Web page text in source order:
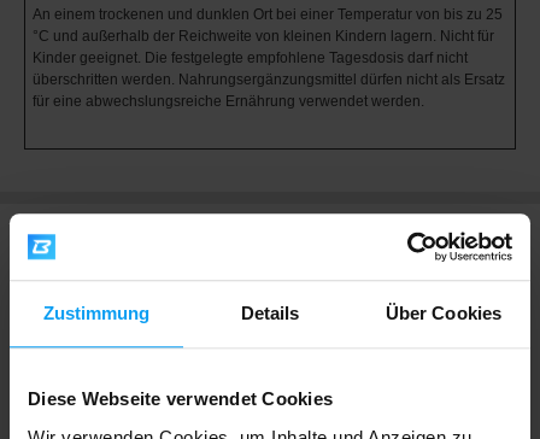
Zustimmung Details Über Cookies
Diese Webseite verwendet Cookies
An einem trockenen und dunklen Ort bei einer Temperatur von bis zu 25
°C und außerhalb der Reichweite von kleinen Kindern lagern. Nicht für
Kinder geeignet. Die festgelegte empfohlene Tagesdosis darf nicht
überschritten werden. Nahrungsergänzungsmittel dürfen nicht als Ersatz
für eine abwechslungsreiche Ernährung verwendet werden.
Bewertungen
4,4 Sehr gut
436 Bewertungen